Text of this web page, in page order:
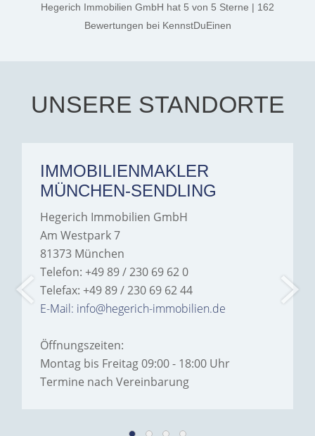
the credit goes to Amelie
Jamrowâ€”she was
exceptionally professional,
Hegerich Immobilien to
anyone looking for a home.
Hegerich Immobilien GmbH hat 5 von 5 Sterne | 162
Bewertungen bei KennstDuEinen
UNSERE STANDORTE
IMMOBILIENMAKLER
MÜNCHEN-SENDLING
Hegerich Immobilien GmbH
Am Westpark 7
81373 München
Telefon: +49 89 / 230 69 62 0
Telefax: +49 89 / 230 69 62 44
E-Mail: info@hegerich-immobilien.de
Öffnungszeiten:
Montag bis Freitag 09:00 - 18:00 Uhr
Termine nach Vereinbarung